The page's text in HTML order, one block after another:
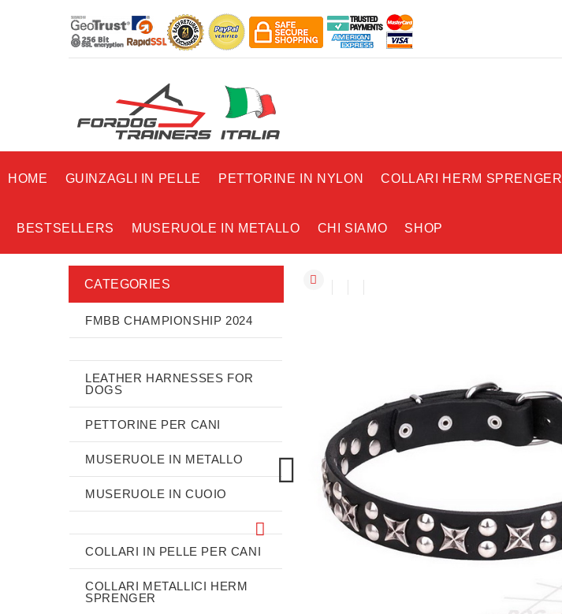
HOME GUINZAGLI IN PELLE PETTORINE IN NYLON COLLARI HERM SPRENGER
BESTSELLERS MUSERUOLE IN METALLO CHI SIAMO SHOP
CATEGORIES
FMBB CHAMPIONSHIP 2024
LEATHER HARNESSES FOR
DOGS
PETTORINE PER CANI
MUSERUOLE IN METALLO
MUSERUOLE IN CUOIO
COLLARI IN PELLE PER CANI
COLLARI METALLICI HERM
SPRENGER